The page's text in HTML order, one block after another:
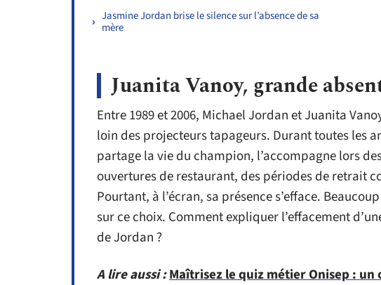
Jasmine Jordan brise le silence sur l’absence de sa
mère
Juanita Vanoy, grande
Entre 1989 et 2006, Michael Jordan et Juanita
loin des projecteurs tapageurs. Durant toutes les
partage la vie du champion, l’accompagne lors
ouvertures de restaurant, des périodes de retrait
Pourtant, à l’écran, sa présence s’efface.
sur ce choix. Comment expliquer l’effacement
de Jordan ?
A lire aussi :Maîtrisez le quiz métier Onisep :